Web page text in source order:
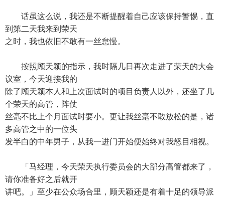
话虽这么说，我还是不断提醒着自己应该保持警惕，直
到第二天我来到荣天
之时，我也依旧不敢有一丝怠慢。
按照顾天颖的指示，我时隔几日再次走进了荣天的大会
议室，今天迎接我的
除了顾天颖本人和上次面试时的项目负责人以外，还坐了几
个荣天的高管，阵仗
丝毫不比上个月面试时要小。更让我丝毫不敢放松的是，诸
多高管之中的一位头
发半白的中年男子，从我一进门开始便始终对我怒目相视。
「马经理，今天荣天执行委员会的大部分高管都来了，
请你准备好之后就开
讲吧。」至少在公众场合里，顾天颖还是有着十足的领导派